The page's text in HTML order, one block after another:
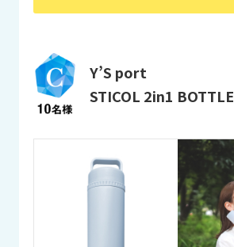
Y’S port
STICOL 2in1 BOTTLE